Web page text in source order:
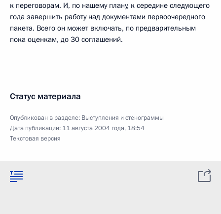
к переговорам. И, по нашему плану, к середине следующего
года завершить работу над документами первоочередного
пакета. Всего он может включать, по предварительным
пока оценкам, до 30 соглашений.
Статус материала
Опубликован в разделе: Выступления и стенограммы
Дата публикации: 11 августа 2004 года, 18:54
Текстовая версия